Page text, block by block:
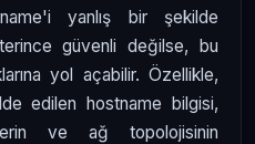
yanlış bir şekilde
güvenli değilse, bu
yol açabilir. Özellikle,
edilen hostname bilgisi,
ve ağ topolojisinin